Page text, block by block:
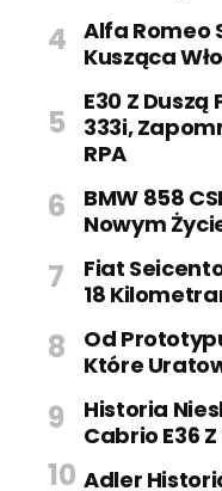
Alfa Romeo
Kusząca
E30 Z
333i,
RPA
BMW 858
Nowym
Fiat
18
Od
Które
Historia
Cabrio E36 Z
Adler